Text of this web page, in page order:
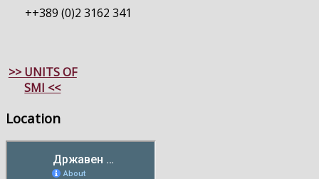
++389 (0)2 3162 341
>> UNITS OF
SMI <<
Location